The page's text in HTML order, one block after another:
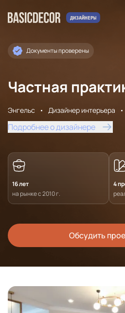
Документы проверены
Частная
Энгельс Дизайнер интерьера
Подробнее о дизайнере
16 лет
на рынке с 2010 г.
4
Обсудить